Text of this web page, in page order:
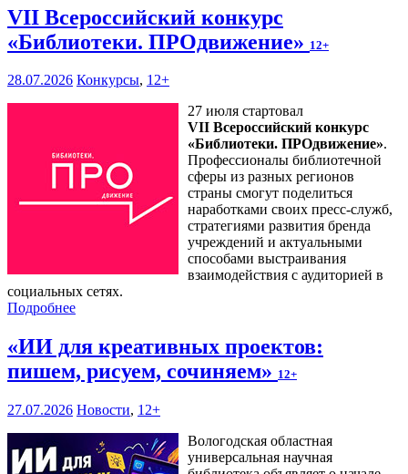
VII Всероссийский конкурс
«Библиотеки. ПРОдвижение» 12+
28.07.2026 Конкурсы, 12+
27 июля стартовал
VII Всероссийский конкурс
«Библиотеки. ПРОдвижение».
Профессионалы библиотечной
сферы из разных регионов
страны смогут поделиться
наработками своих пресс-служб,
стратегиями развития бренда
учреждений и актуальными
способами выстраивания
взаимодействия с аудиторией в
социальных сетях.
Подробнее
«ИИ для креативных проектов:
пишем, рисуем, сочиняем» 12+
27.07.2026 Новости, 12+
Вологодская областная
универсальная научная